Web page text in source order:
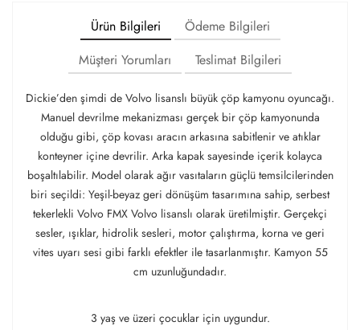
Ürün Bilgileri
Ödeme Bilgileri
Müşteri Yorumları
Teslimat Bilgileri
Dickie’den şimdi de Volvo lisanslı büyük çöp kamyonu oyuncağı.
Manuel devrilme mekanizması gerçek bir çöp kamyonunda
olduğu gibi, çöp kovası aracın arkasına sabitlenir ve atıklar
konteyner içine devrilir. Arka kapak sayesinde içerik kolayca
boşaltılabilir. Model olarak ağır vasıtaların güçlü temsilcilerinden
biri seçildi: Yeşil-beyaz geri dönüşüm tasarımına sahip, serbest
tekerlekli Volvo FMX Volvo lisanslı olarak üretilmiştir. Gerçekçi
sesler, ışıklar, hidrolik sesleri, motor çalıştırma, korna ve geri
vites uyarı sesi gibi farklı efektler ile tasarlanmıştır. Kamyon 55
cm uzunluğundadır.
3 yaş ve üzeri çocuklar için uygundur.